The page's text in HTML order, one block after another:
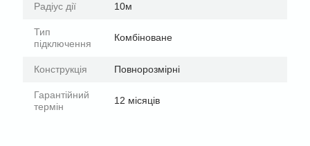
Радіус дії 10м
Тип
підключення
Комбіноване
Конструкція Повнорозмірні
Гарантійний
термін
12 місяців